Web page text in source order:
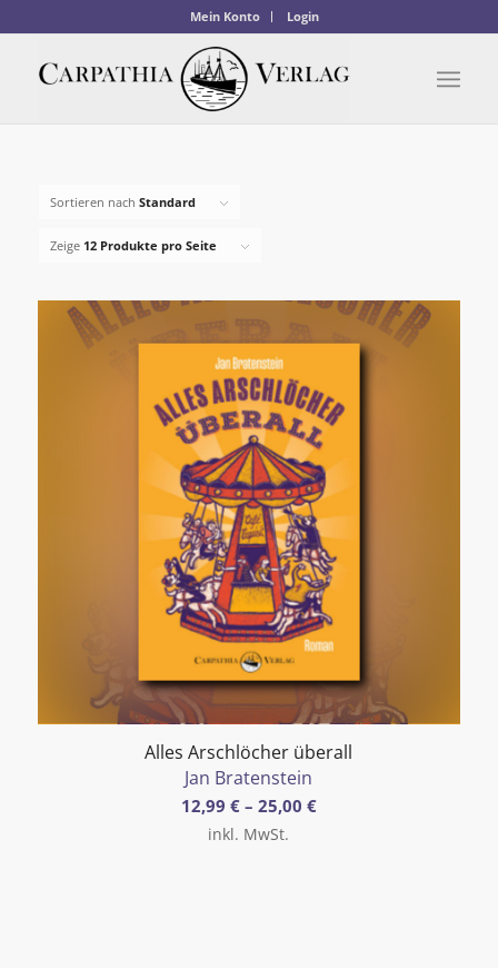
Mein Konto Login
Sortieren nach Standard
Zeige 12 Produkte pro Seite
5.00
Alles Arschlöcher überall
Jan Bratenstein
12,99 €– 25,00 €
inkl. MwSt.